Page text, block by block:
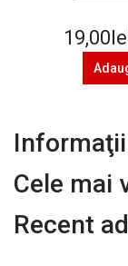
Informaţii
Cele mai
Recent